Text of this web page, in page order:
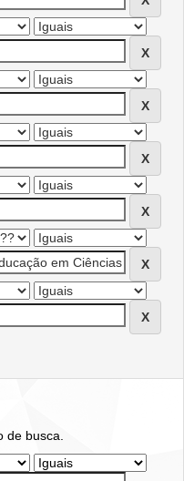
de busca.